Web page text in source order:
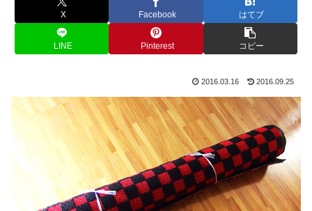
X Facebook はてブ
LINE Pinterest コピー
2016.03.16 2016.09.25